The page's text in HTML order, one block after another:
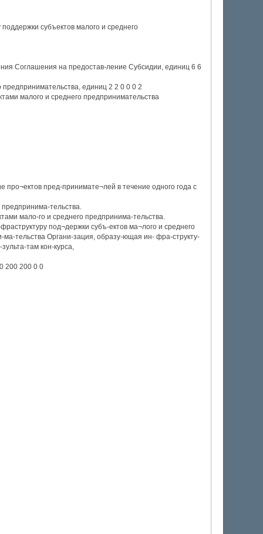
субъектов малого и среднего
Соглашения на предостав-ление Субсидии, единиц 6 6
единиц 2 2 0 0 0 2
малого и среднего предпринимательства
пред-принимате¬лей в течение одного года с
тельства.
мало-го и среднего предпринима-тельства.
под¬держки субъ-ектов ма¬лого и среднего
тельства Органи-зация, образу-ющая ин- фра-структу-
там кон-курса,
200 200 0 0